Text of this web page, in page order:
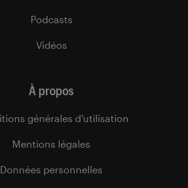
Podcasts
Vidéos
À propos
générales d’utilisation
Mentions légales
Données personnelles